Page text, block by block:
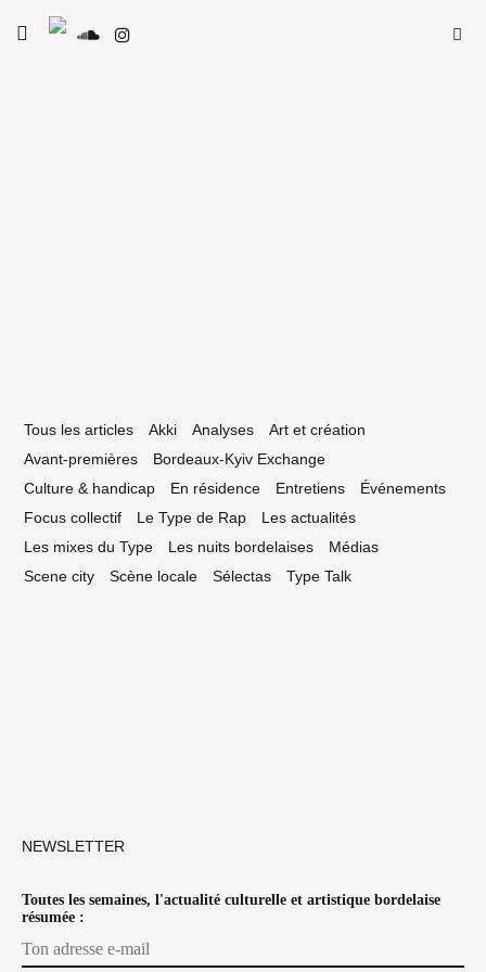
Skip
toggle
Tous les articles Akki Analyses
Art et création
Avant-premières
Bordeaux-Kyiv Exchange
Culture & handicap
En résidence Entretiens
Événements
Focus collectif
Le Type de Rap
Les actualités
Les mixes du Type
Les nuits bordelaises
Médias
Scene city
Scène locale Sélectas Type Talk
NEWSLETTER
Toutes les semaines, l'actualité culturelle et artistique bordelaise
résumée :